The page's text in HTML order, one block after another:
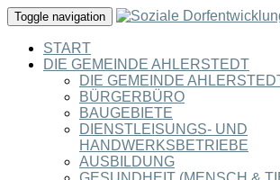
Toggle navigation
START
DIE GEMEINDE AHLERSTEDT
DIE GEMEINDE
BÜRGERBÜRO
BAUGEBIETE
DIENSTLEISUNGS- UND
HANDWERKSBETRIEBE
AUSBILDUNG